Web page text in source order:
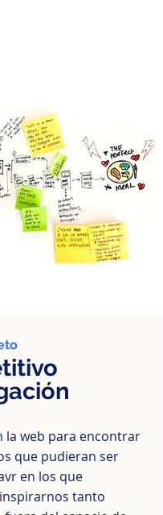
la web para encontrar
que pudieran ser
en los que
tanto